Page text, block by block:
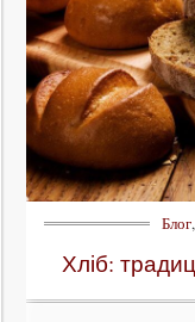
Блог,
Хліб: